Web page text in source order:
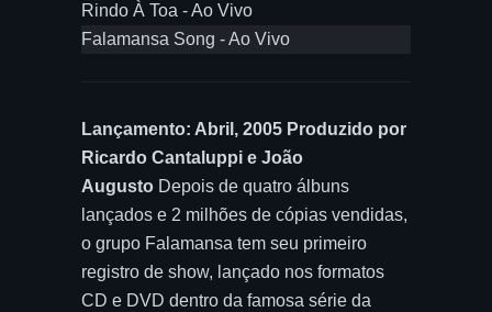
Rindo À Toa - Ao Vivo
Falamansa Song - Ao Vivo
Lançamento: Abril, 2005 Produzido por
Ricardo Cantaluppi e João
Augusto Depois de quatro álbuns
lançados e 2 milhões de cópias vendidas,
o grupo Falamansa tem seu primeiro
registro de show, lançado nos formatos
CD e DVD dentro da famosa série da